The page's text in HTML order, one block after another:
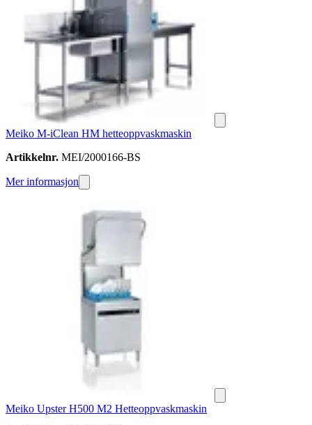
Meiko M-iClean HM hetteoppvaskmaskin
Artikkelnr. MEI/2000166-BS
Mer informasjon
Meiko Upster H500 M2 Hetteoppvaskmaskin